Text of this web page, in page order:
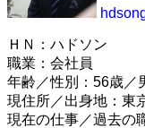
ＨＮ：ハドソン
職業：会社員
年齢／性別：56歳／
現住所／出身地：東
現在の仕事／過去の